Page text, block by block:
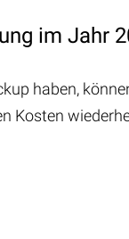
im Jahr
haben,
Kosten